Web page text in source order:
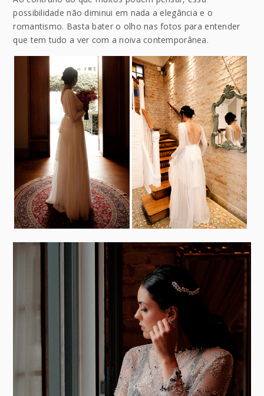
possibilidade não diminui em nada a elegância e o
romantismo. Basta bater o olho nas fotos para entender
que tem tudo a ver com a noiva contemporânea.